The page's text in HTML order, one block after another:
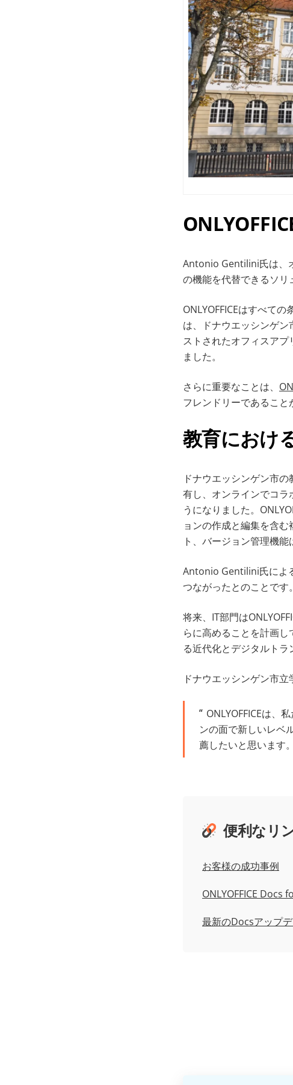
Antonio Gentilini氏は、
の機能を代替できるソリ
ONLYOFFICEはすべて
は、ドナウエッシンゲ
ストされたオフィスア
ました。
さらに重要なことは、
フレンドリーであること
教育におけ
ドナウエッシンゲン市
有し、オンラインでコ
うになりました。
ョンの作成と編集を含
ト、バージョン管理機能
Antonio Gentilini氏によ
つながったとのことです。
将来、IT部門は
らに高めることを計画し
る近代化とデジタルトラ
ドナウエッシンゲン市
ONLYOFFICEは、
ンの面で新しいレベ
薦したいと思います。
便利なリ
お客様の成功事例
ONLYOFFICE Docs
最新のDocsアップ